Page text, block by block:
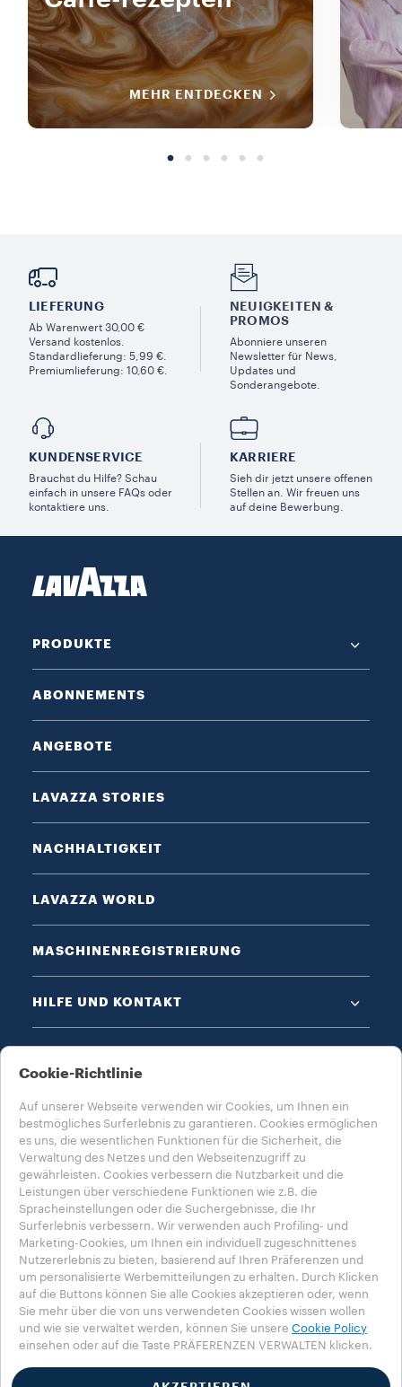
MEHR ENTDECKEN
LIEFERUNG
Ab Warenwert 30,00 €
Versand kostenlos.
Standardlieferung: 5,99 €.
Premiumlieferung: 10,60 €.
NEUIGKEITEN &
PROMOS​
Abonniere unseren
Newsletter für News,
Updates und
Sonderangebote.
KUNDENSERVICE​
Brauchst du Hilfe? Schau
einfach in unsere FAQs oder
kontaktiere uns.
KARRIERE
Sieh dir jetzt unsere offenen
Stellen an. Wir freuen uns
auf deine Bewerbung.
PRODUKTE
ABONNEMENTS
ANGEBOTE
LAVAZZA STORIES
NACHHALTIGKEIT
LAVAZZA WORLD
MASCHINENREGISTRIERUNG
HILFE UND KONTAKT
WÄHLE DEIN LAND AUS​
DEUTSCHLAND​
Datenschutzerklärung Impressum
Cookie-Richtlinie​
Erklärung zur Barrierefreiheit
Cookie-Richtlinie
Auf unserer Webseite verwenden wir Cookies, um Ihnen ein
bestmögliches Surferlebnis zu garantieren. Cookies ermöglichen
es uns, die wesentlichen Funktionen für die Sicherheit, die
Verwaltung des Netzes und den Webseitenzugriff zu
gewährleisten. Cookies verbessern die Nutzbarkeit und die
Leistungen über verschiedene Funktionen wie z.B. die
Spracheinstellungen oder die Suchergebnisse, die Ihr
Surferlebnis verbessern. Wir verwenden auch Profiling- und
Marketing-Cookies, um Ihnen ein individuell zugeschnittenes
Nutzererlebnis zu bieten, basierend auf Ihren Präferenzen und
um personalisierte Werbemitteilungen zu erhalten. Durch Klicken
auf die Buttons können Sie alle Cookies akzeptieren oder, wenn
Sie mehr über die von uns verwendeten Cookies wissen wollen
und wie sie verwaltet werden, können Sie unsere Cookie Policy
einsehen oder auf die Taste PRÄFERENZEN VERWALTEN klicken.